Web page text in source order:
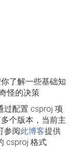
了解一些基础知
怪的决策
过配置 csproj 项
个版本，当前主
参阅此博客提供
csproj 格式